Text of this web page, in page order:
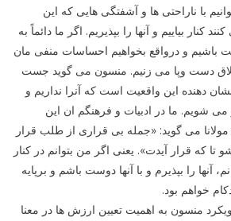
با ناراحتی ها و آشفتگی هایی که این
کنار بیاییم و آنها را بپذیریم. اگر ما دائماً به
باشیم و درواقع بخواهیم احساسات منفی مان
دست وپا می زنیم. منسون می گوید جست
دهنده این واقعیت است که آنرا نداریم و
می شویم. ما در ادبیات و فرهنگم ان این
می گوید: «جمله بی قراری از طلب قرار
که قرار آیدت». یعنی اگر من بتوانم در کنار
آنها را بپذیرم و با آنها دوست باشم و برپایه
خواهم بود.
منسون به اهمیت تعیین ارزش ها در معنا